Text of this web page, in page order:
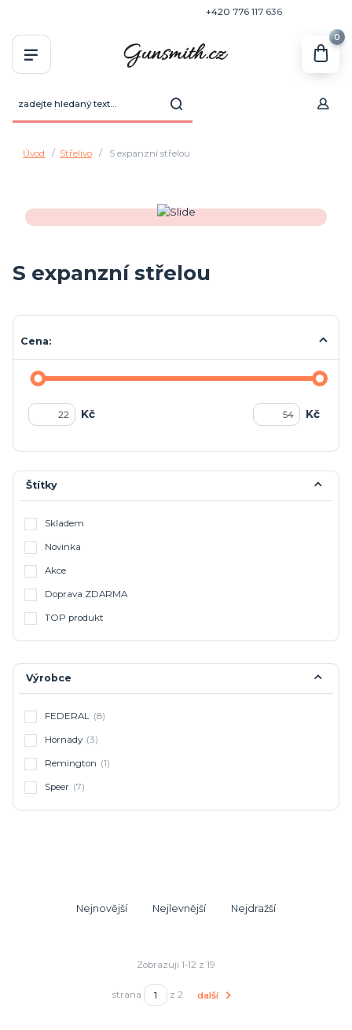
+420 776 117 636
0
Úvod Střelivo S expanzní střelou
S expanzní střelou
Cena:
Kč Kč
Štítky
Skladem
Novinka
Akce
Doprava ZDARMA
TOP produkt
Výrobce
FEDERAL (8)
Hornady (3)
Remington (1)
Speer (7)
Nejnovější Nejlevnější Nejdražší
Zobrazuji 1-12 z 19
strana z 2 další